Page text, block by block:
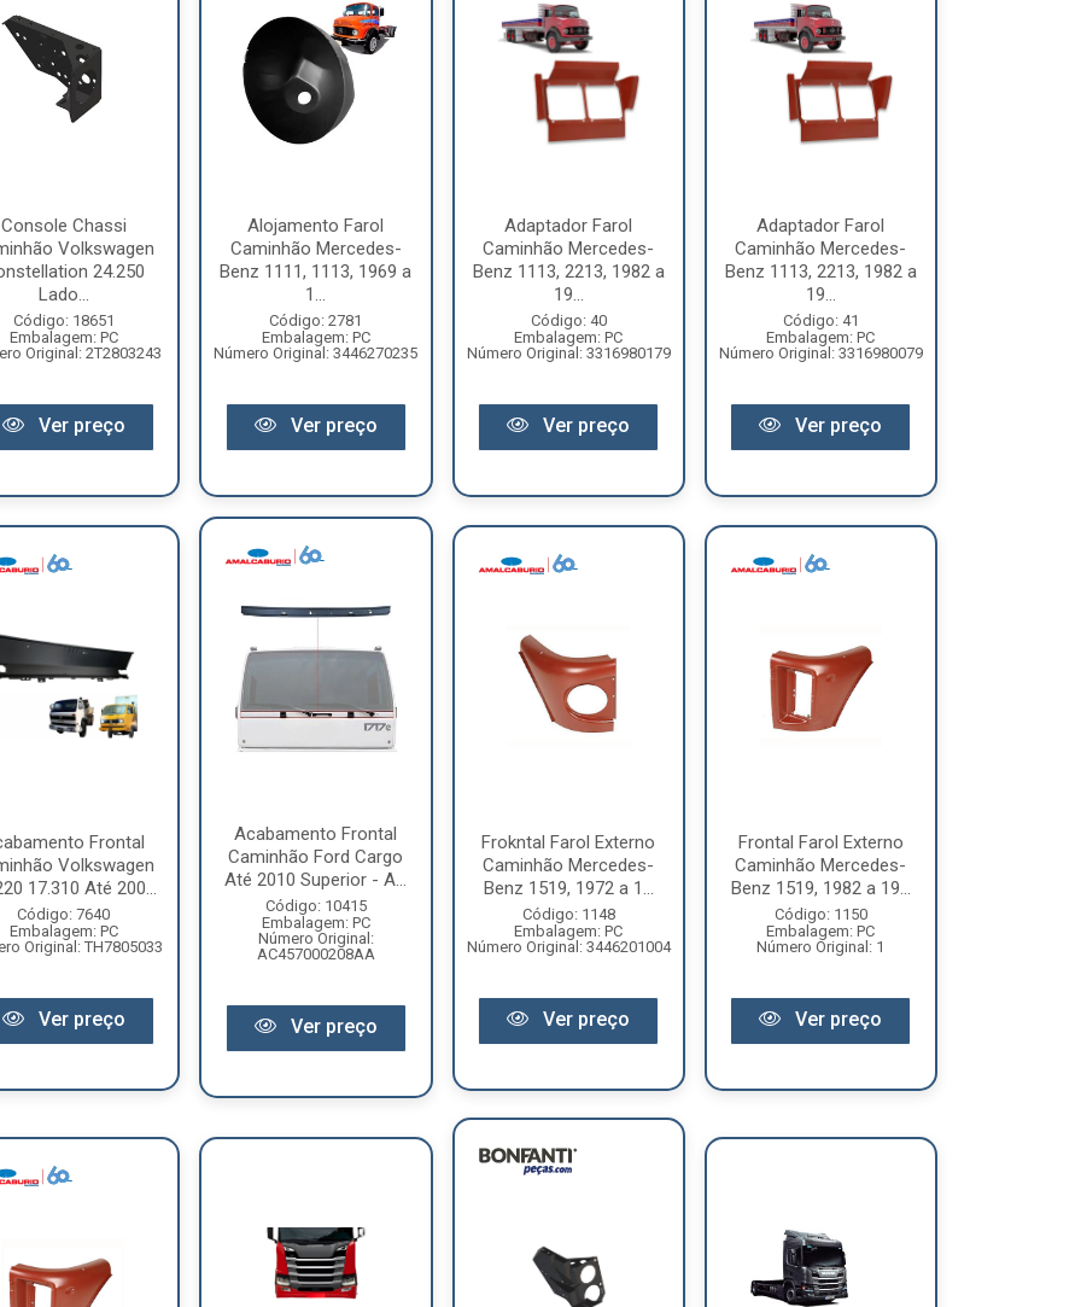
Console Chassi
Volkswagen
24.250
Lado...
Código: 18651
Embalagem: PC
Original: 2T2803243
Ver preço
Alojamento Farol
Caminhão Mercedes-
Benz 1111, 1113, 1969 a
1...
Código: 2781
Embalagem: PC
Número Original: 3446270235
Ver preço
Adaptador Farol
Caminhão Mercedes-
Benz 1113, 2213, 1982 a
19...
Código: 40
Embalagem: PC
Número Original: 3316980179
Ver preço
Adaptador Farol
Caminhão Mercedes-
Benz 1113, 2213, 1982 a
19...
Código: 41
Embalagem: PC
Número Original: 3316980079
Ver preço
Frontal
Volkswagen
17.310 Até 200...
Código: 7640
Embalagem: PC
Original: TH7805033
Ver preço
Acabamento Frontal
Caminhão Ford Cargo
Até 2010 Superior - A...
Código: 10415
Embalagem: PC
Número Original:
AC457000208AA
Ver preço
Frokntal Farol Externo
Caminhão Mercedes-
Benz 1519, 1972 a 1...
Código: 1148
Embalagem: PC
Número Original: 3446201004
Ver preço
Frontal Farol Externo
Caminhão Mercedes-
Benz 1519, 1982 a 19...
Código: 1150
Embalagem: PC
Número Original: 1
Ver preço